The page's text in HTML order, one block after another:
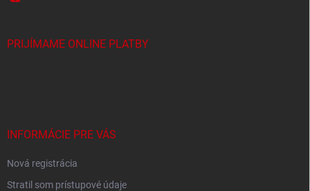
PRIJÍMAME ONLINE PLATBY
INFORMÁCIE PRE VÁS
Nová registrácia
Stratil som prístupové údaje